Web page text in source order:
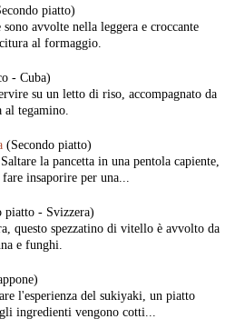
piatto)
avvolte nella leggera e croccante
al formaggio.
- Cuba)
su un letto di riso, accompagnato da
al tegamino.
(Secondo piatto)
la pancetta in una pentola capiente,
insaporire per una...
piatto - Svizzera)
questo spezzatino di vitello è avvolto da
e funghi.
l'esperienza del sukiyaki, un piatto
ingredienti vengono cotti...